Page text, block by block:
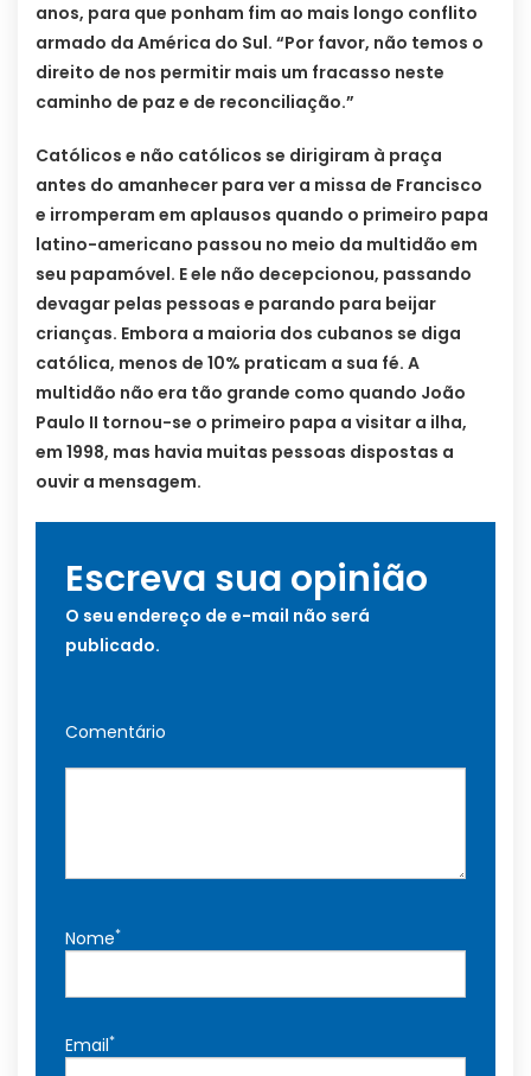
anos, para que ponham fim ao mais longo conflito
armado da América do Sul. “Por favor, não temos o
direito de nos permitir mais um fracasso neste
caminho de paz e de reconciliação.”
Católicos e não católicos se dirigiram à praça
antes do amanhecer para ver a missa de Francisco
e irromperam em aplausos quando o primeiro papa
latino-americano passou no meio da multidão em
seu papamóvel. E ele não decepcionou, passando
devagar pelas pessoas e parando para beijar
crianças. Embora a maioria dos cubanos se diga
católica, menos de 10% praticam a sua fé. A
multidão não era tão grande como quando João
Paulo II tornou-se o primeiro papa a visitar a ilha,
em 1998, mas havia muitas pessoas dispostas a
ouvir a mensagem.
Escreva sua opinião
O seu endereço de e-mail não será
publicado.
Comentário
Nome*
Email*